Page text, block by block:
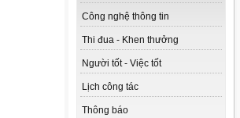
Công nghệ thông tin
Thi đua - Khen thưởng
Người tốt - Việc tốt
Lịch công tác
Thông báo